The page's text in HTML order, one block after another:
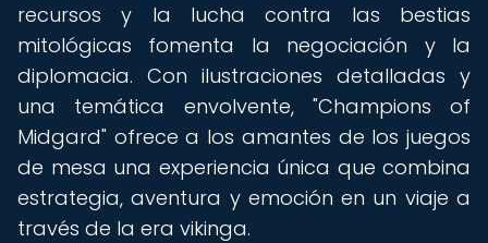
recursos y la lucha contra las bestias
mitológicas fomenta la negociación y la
diplomacia. Con ilustraciones detalladas y
una temática envolvente, "Champions of
Midgard" ofrece a los amantes de los juegos
de mesa una experiencia única que combina
estrategia, aventura y emoción en un viaje a
través de la era vikinga.